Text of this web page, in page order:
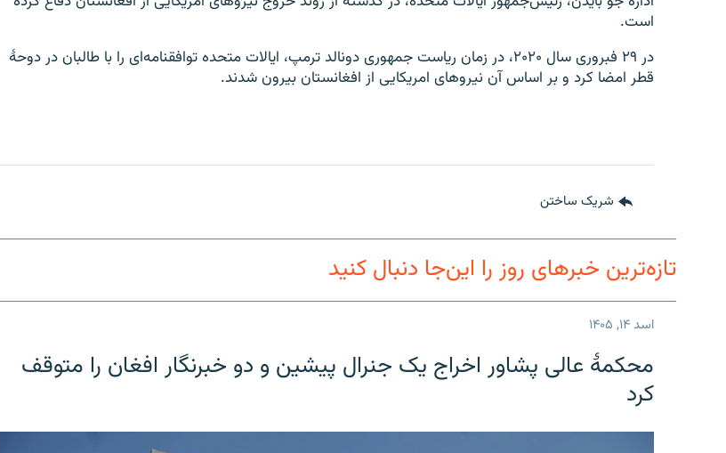
است.
در ۲۹ فبروری سال ۲۰۲۰، در زمان ریاست جمهوری دونالد ترمپ، ایالات متحده توافقنامه‌ای را با طالبان در دوحۀ
قطر امضا کرد و بر اساس آن نیروهای امریکایی از افغانستان بیرون شدند.
شریک ساختن
تازه‌ترین خبرهای روز را این‌جا دنبال کنید
اسد ۱۴, ۱۴۰۵
محکمۀ عالی پشاور اخراج یک جنرال پیشین و دو خبرنگار افغان را متوقف
کرد